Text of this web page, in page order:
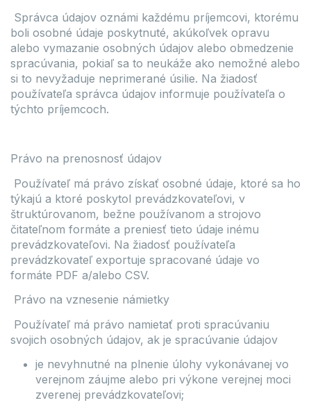
Správca údajov oznámi každému príjemcovi, ktorému
boli osobné údaje poskytnuté, akúkoľvek opravu
alebo vymazanie osobných údajov alebo obmedzenie
spracúvania, pokiaľ sa to neukáže ako nemožné alebo
si to nevyžaduje neprimerané úsilie. Na žiadosť
používateľa správca údajov informuje používateľa o
týchto príjemcoch.
Právo na prenosnosť údajov
Používateľ má právo získať osobné údaje, ktoré sa ho
týkajú a ktoré poskytol prevádzkovateľovi, v
štruktúrovanom, bežne používanom a strojovo
čitateľnom formáte a preniesť tieto údaje inému
prevádzkovateľovi. Na žiadosť používateľa
prevádzkovateľ exportuje spracované údaje vo
formáte PDF a/alebo CSV.
Právo na vznesenie námietky
Používateľ má právo namietať proti spracúvaniu
svojich osobných údajov, ak je spracúvanie údajov
je nevyhnutné na plnenie úlohy vykonávanej vo
verejnom záujme alebo pri výkone verejnej moci
zverenej prevádzkovateľovi;